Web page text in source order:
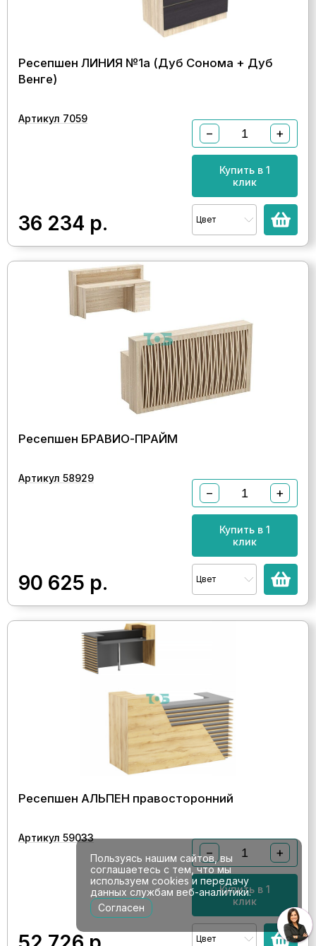
Ресепшен ЛИНИЯ №1а (Дуб Сонома + Дуб
Венге)
Артикул 7059
36 234 р.
− +
Купить в 1
клик
Цвет
Ресепшен БРАВИО-ПРАЙМ
Артикул 58929
90 625 р.
− +
Купить в 1
клик
Цвет
Ресепшен АЛЬПЕН правосторонний
Артикул 59033
− +
Купить в 1
клик
Цвет
Пользуясь нашим сайтов, вы
соглашаетесь с тем, что мы
используем cookies и передачу
данных службам веб-аналитики.
Согласен